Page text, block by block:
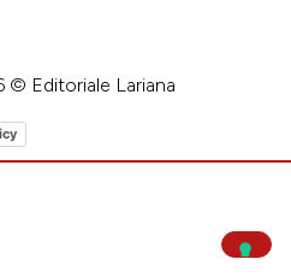
© Editoriale Lariana